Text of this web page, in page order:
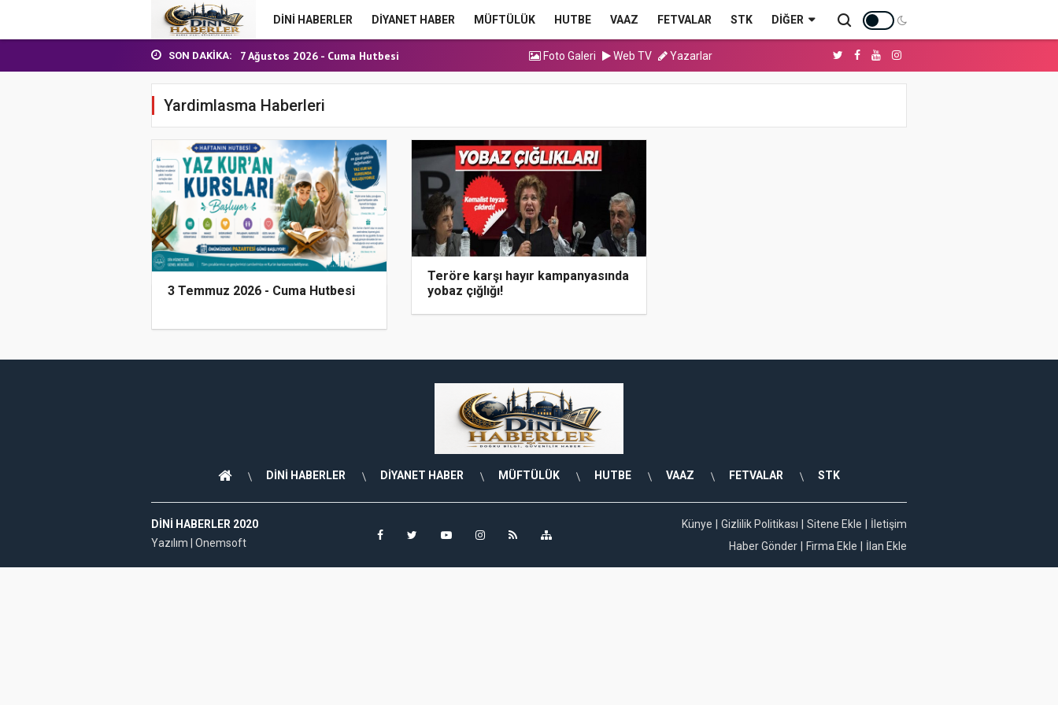
DİNİ HABERLER DİYANET HABER MÜFTÜLÜK HUTBE VAAZ FETVALAR STK DIĞER
SON DAKIKA:
24 Temmuz 2026 - Cuma Hutbesi
7 Ağustos 2026 - Cuma Hutbesi
Nakil Talebinde Bulunacak Kadrolu Kur’an...
31 Temmuz 2026 - Cuma Hutbesi
24 Temmuz 2026 - Cuma Hutbesi
7 Ağustos 2026 - Cuma Hutbesi
Foto Galeri Web TV Yazarlar
Yardimlasma Haberleri
3 Temmuz 2026 - Cuma Hutbesi
Teröre karşı hayır kampanyasında
yobaz çığlığı!
DİNİ HABERLER DİYANET HABER MÜFTÜLÜK HUTBE VAAZ FETVALAR STK
DINI HABERLER 2020
Yazılım | Onemsoft
Künye Gizlilik Politikası Sitene Ekle
İletişim
Haber Gönder
Firma Ekle İlan Ekle